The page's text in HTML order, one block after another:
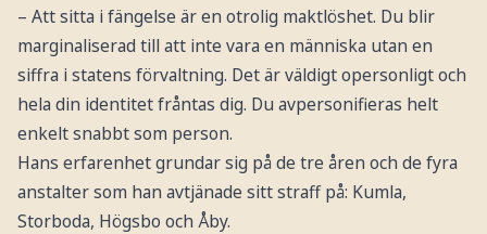
– Att sitta i fängelse är en otrolig maktlöshet. Du blir
marginaliserad till att inte vara en människa utan en
siffra i statens förvaltning. Det är väldigt opersonligt och
hela din identitet fråntas dig. Du avpersonifieras helt
enkelt snabbt som person.
Hans erfarenhet grundar sig på de tre åren och de fyra
anstalter som han avtjänade sitt straff på: Kumla,
Storboda, Högsbo och Åby.